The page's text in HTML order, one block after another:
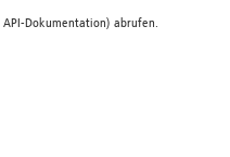
API-Dokumentation) abrufen.